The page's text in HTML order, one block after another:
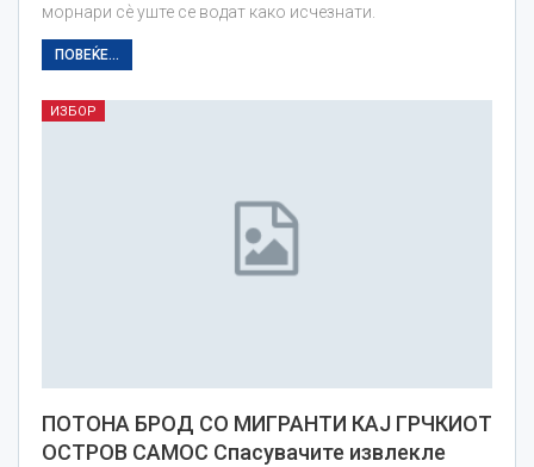
морнари сѐ уште се водат како исчезнати.
ПОВЕЌЕ...
ИЗБОР
ПОТОНА БРОД СО МИГРАНТИ КАЈ ГРЧКИОТ
ОСТРОВ САМОС Спасувачите извлекле